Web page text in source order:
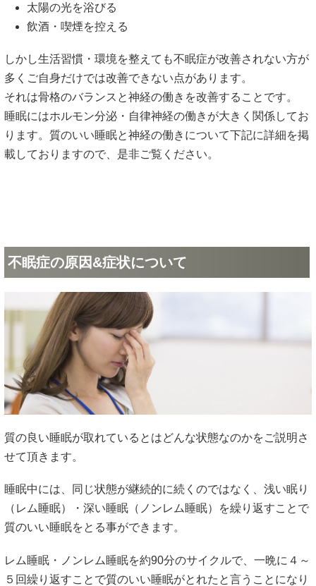
太陽の光を浴びる
飲酒・喫煙を控える
しかし生活習慣・環境を整えても不眠症が改善されない方が
多くご自身だけでは改善できない点があります。
それは骨格のバランスと神経の働きを改善することです。
睡眠にはホルモン分泌・自律神経の働きが大きく関係してお
ります。質のいい睡眠と神経の働きについて下記に詳細を掲
載しておりますので、是非ご覧ください。
不眠症の原因&症状について
質の良い睡眠が取れているとはどんな状態なのかをご説明さ
せて頂きます。
睡眠中には、同じ状態が継続的に続くのではなく、浅い眠り
（レム睡眠）・深い睡眠（ノンレム睡眠）を繰り返すことで
質のいい睡眠をとる事ができます。
レム睡眠・ノンレム睡眠を約90分のサイクルで、一晩に４～
５回繰り返すことで質のいい睡眠がとれたと言うことになり